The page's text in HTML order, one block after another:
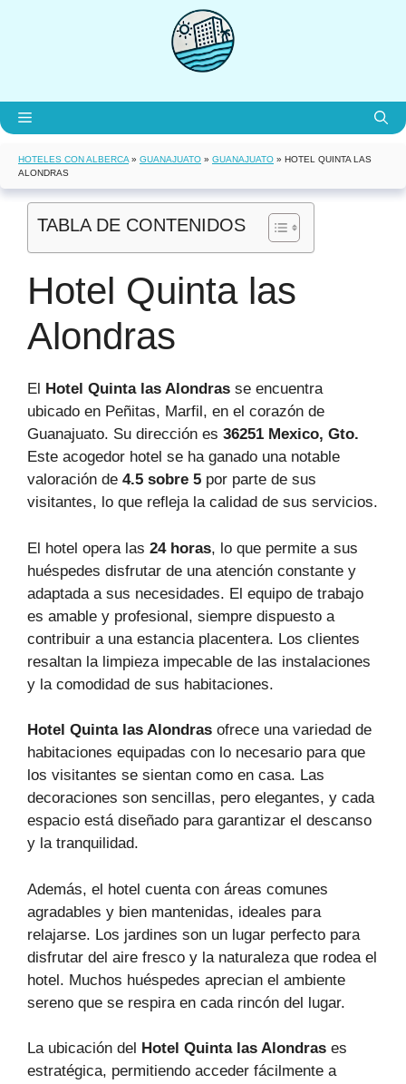
Menú
HOTELES CON ALBERCA » GUANAJUATO » GUANAJUATO » HOTEL QUINTA LAS
ALONDRAS
TABLA DE CONTENIDOS
Hotel Quinta las
Alondras
El Hotel Quinta las Alondras se encuentra
ubicado en Peñitas, Marfil, en el corazón de
Guanajuato. Su dirección es 36251 Mexico, Gto.
Este acogedor hotel se ha ganado una notable
valoración de 4.5 sobre 5 por parte de sus
visitantes, lo que refleja la calidad de sus servicios.
El hotel opera las 24 horas, lo que permite a sus
huéspedes disfrutar de una atención constante y
adaptada a sus necesidades. El equipo de trabajo
es amable y profesional, siempre dispuesto a
contribuir a una estancia placentera. Los clientes
resaltan la limpieza impecable de las instalaciones
y la comodidad de sus habitaciones.
Hotel Quinta las Alondras ofrece una variedad de
habitaciones equipadas con lo necesario para que
los visitantes se sientan como en casa. Las
decoraciones son sencillas, pero elegantes, y cada
espacio está diseñado para garantizar el descanso
y la tranquilidad.
Además, el hotel cuenta con áreas comunes
agradables y bien mantenidas, ideales para
relajarse. Los jardines son un lugar perfecto para
disfrutar del aire fresco y la naturaleza que rodea el
hotel. Muchos huéspedes aprecian el ambiente
sereno que se respira en cada rincón del lugar.
La ubicación del Hotel Quinta las Alondras es
estratégica, permitiendo acceder fácilmente a